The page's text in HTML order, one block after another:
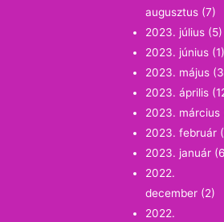
augusztus (7)
2023. július (5)
2023. június (1)
2023. május
2023. április
2023. március
2023. február
2023. január
2022.
december (2)
2022.